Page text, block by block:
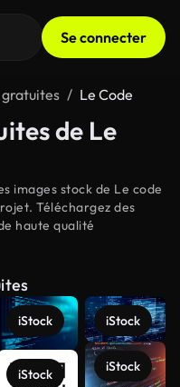
Se connecter
gratuites Le Code
de Le
images stock de Le code
Téléchargez des
haute qualité
iStock
iStock
iStock
iStock